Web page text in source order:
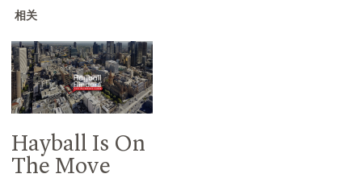
相关
Hayball Is On
The Move